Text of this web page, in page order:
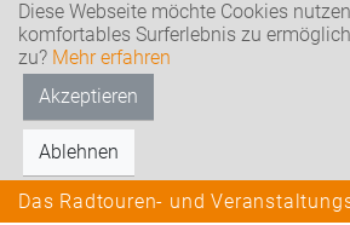
Diese Webseite möchte Cookies
komfortables Surferlebnis zu
zu? Mehr erfahren
Akzeptieren
Ablehnen
Das Radtouren- und